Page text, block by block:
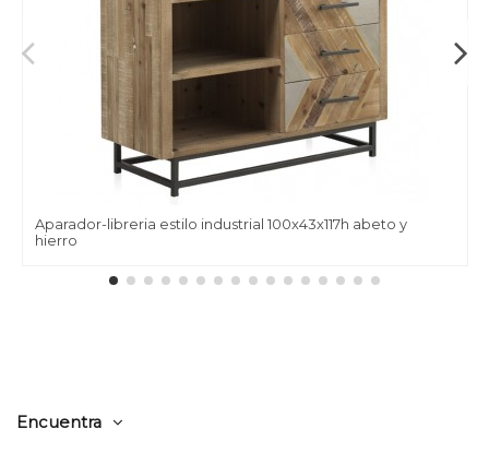
Aparador-libreria estilo industrial 100x43x117h abeto y
hierro
Encuentra